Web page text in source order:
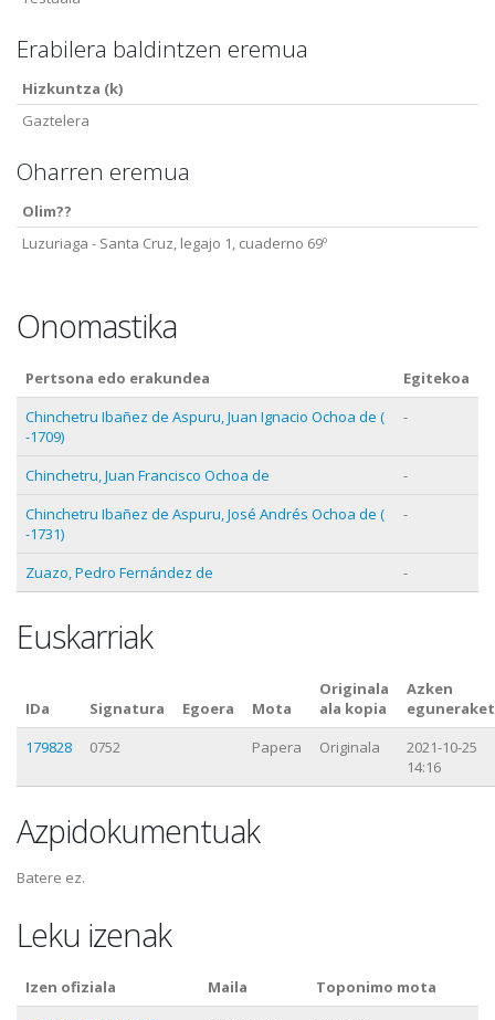
Erabilera baldintzen eremua
Hizkuntza (k)
Gaztelera
Oharren eremua
Olim??
Luzuriaga - Santa Cruz, legajo 1, cuaderno 69º
Onomastika
Pertsona edo erakundea
Egitekoa
Chinchetru Ibañez de Aspuru, Juan Ignacio Ochoa de (
-1709)
-
Chinchetru, Juan Francisco Ochoa de
-
Chinchetru Ibañez de Aspuru, José Andrés Ochoa de (
-1731)
-
Zuazo, Pedro Fernández de -
Euskarriak
IDa Signatura Egoera Mota
Originala
ala kopia
Azken
179828
0752 Papera Originala
2021-10-25
14:16
Azpidokumentuak
Batere ez.
Leku izenak
Izen ofiziala Maila
Toponimo mota